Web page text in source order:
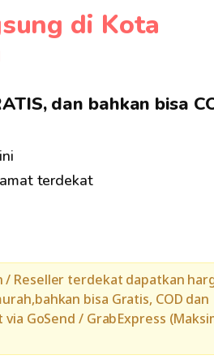
di Kota
dan bahkan bisa
terdekat
Reseller terdekat dapatkan
bisa Gratis, COD dan
GoSend / GrabExpress